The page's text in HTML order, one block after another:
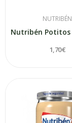
NUTRIBÉN
1,70 €